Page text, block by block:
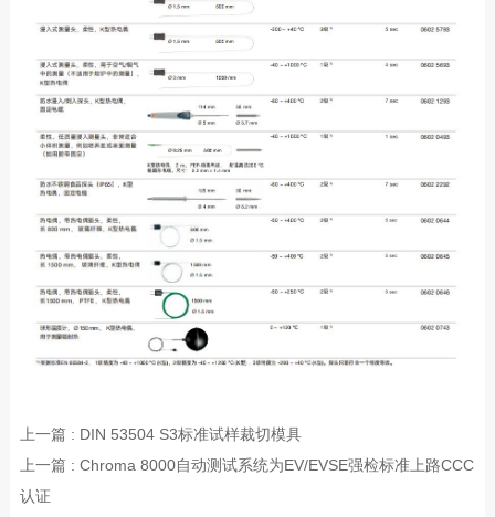
上一篇 : DIN 53504 S3标准试样裁切模具
上一篇 : Chroma 8000自动测试系统为EV/EVSE强检标准上路CCC
认证